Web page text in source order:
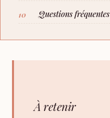
Questions fréquentes
À retenir